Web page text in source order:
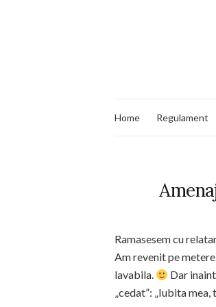
Home Regulament
Ramasesem cu
Am revenit pe
lavabila.
Dar
„cedat”: „Iubita